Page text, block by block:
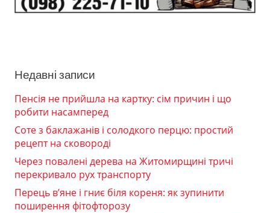
Недавні записи
Пенсія не прийшла на картку: сім причин і що
робити насамперед
Соте з баклажанів і солодкого перцю: простий
рецепт на сковороді
Через повалені дерева на Житомирщині тричі
перекривало рух транспорту
Перець в’яне і гниє біля кореня: як зупинити
поширення фітофторозу